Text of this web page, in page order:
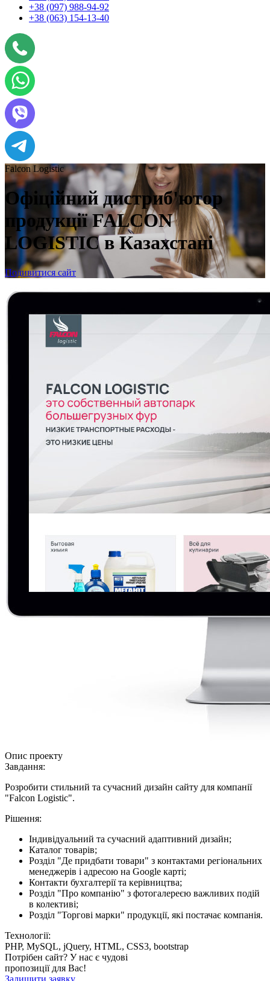
+38 (097) 988-94-92
+38 (063) 154-13-40
Falcon Logistic
Офіційний дистриб'ютор
продукції FALCON
LOGISTIC в Казахстані
Подивитися сайт
Опис проекту
Завдання:
Розробити стильний та сучасний дизайн сайту для компанії
"Falcon Logistic".
Рішення:
Індивідуальний та сучасний адаптивний дизайн;
Каталог товарів;
Розділ "Де придбати товари" з контактами регіональних
менеджерів і адресою на Google карті;
Контакти бухгалтерії та керівництва;
Розділ "Про компанію" з фотогалереєю важливих подій
в колективі;
Розділ "Торгові марки" продукції, які постачає компанія.
Технології:
PHP, MySQL, jQuery, HTML, CSS3, bootstrap
Потрібен сайт? У нас є чудові
пропозиції для Вас!
Залишити заявку